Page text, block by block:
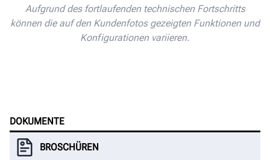
Aufgrund des fortlaufenden technischen Fortschritts
können die auf den Kundenfotos gezeigten Funktionen und
Konfigurationen variieren.
DOKUMENTE
BROSCHÜREN